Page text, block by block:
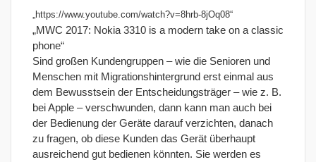
„https://www.youtube.com/watch?v=8hrb-8jOq08“
„MWC 2017: Nokia 3310 is a modern take on a classic
phone“
Sind großen Kundengruppen – wie die Senioren und
Menschen mit Migrationshintergrund erst einmal aus
dem Bewusstsein der Entscheidungsträger – wie z. B.
bei Apple – verschwunden, dann kann man auch bei
der Bedienung der Geräte darauf verzichten, danach
zu fragen, ob diese Kunden das Gerät überhaupt
ausreichend gut bedienen könnten. Sie werden es